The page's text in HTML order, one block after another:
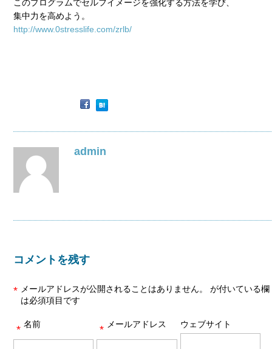
このプログラムでセルフイメージを強化する方法を学び、
集中力を高めよう。
http://www.0stresslife.com/zrlb/
admin
コメントを残す
メールアドレスが公開されることはありません。
*
が付いている欄
は必須項目です
名前
* メールアドレス
* ウェブサイト